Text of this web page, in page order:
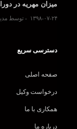
میزان مهریه در
۱۳۹۸-۰۷-۲۴ توسط
دسترسی سریع
صفحه اصلی
درخواست وکیل
همکاری با ما
درباره ما